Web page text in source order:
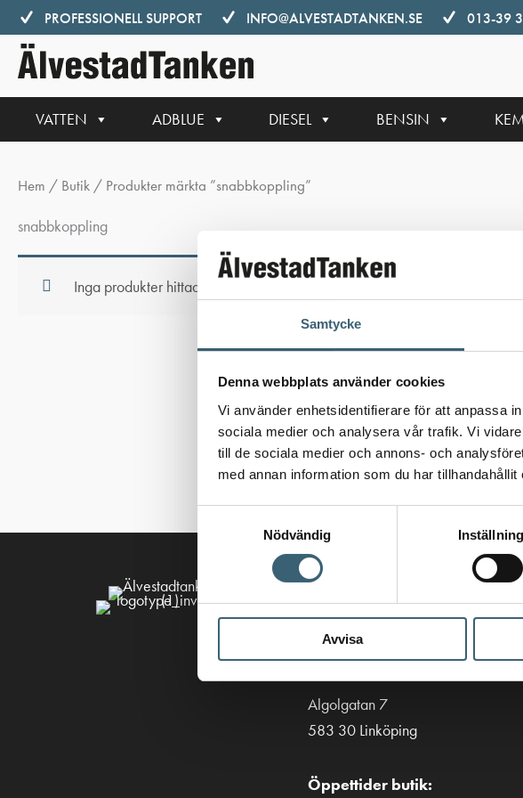
Samtycke
Denna webbplats använder cookies
Vi använder enhetsidentifierare för att anpassa
sociala medier och analysera vår trafik. Vi
till de sociala medier och annons- och
med annan information som du har
Nödvändig
Avvisa
Hoppa
till
innehåll
PROFESSIONELL SUPPORT INFO@ALVESTADTANKEN.SE 013-39
VATTEN ADBLUE DIESEL BENSIN
Hem / Butik / Produkter märkta ”snabbkoppling”
snabbkoppling
Inga produkter hittades som motsvarar ditt val.
Kontakt
013-39 30 90
info@alvestadtanken.se
Algolgatan 7
583 30 Linköping
Öppettider butik: